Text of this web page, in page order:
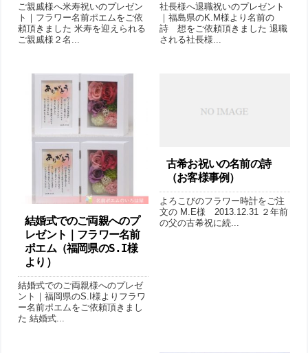
ご親戚様へ米寿祝いのプレゼン
ト｜フラワー名前ポエムをご依
頼頂きました 米寿を迎えられる
ご親戚様２名...
社長様へ退職祝いのプレゼント
｜福島県のK.M様より名前の
詩 想をご依頼頂きました 退職
される社長様...
結婚式でのご両親へのプ
レゼント｜フラワー名前
ポエム（福岡県のS.I様
より ）
結婚式でのご両親様へのプレゼ
ント｜福岡県のS.I様よりフラワ
ー名前ポエムをご依頼頂きまし
た 結婚式...
古希お祝いの名前の詩
（お客様事例）
よろこびのフラワー時計をご注
文の M.E様 2013.12.31 ２年前
の父の古希祝に続...